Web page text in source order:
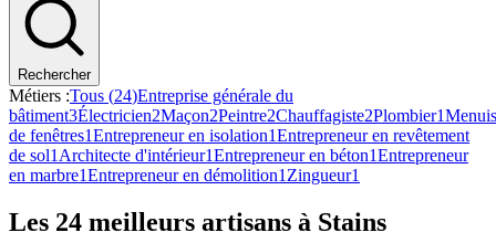
Rechercher
Métiers :Tous (24)Entreprise générale du
bâtiment3Électricien2Maçon2Peintre2Chauffagiste2Plombier1
de fenêtres1Entrepreneur en isolation1Entrepreneur en revêtement
de sol1 Architecte d'intérieur1Entrepreneur en béton1Entrepreneur
en marbre1Entrepreneur en démolition1 Zingueur1
Les 24 meilleurs artisans à Stains